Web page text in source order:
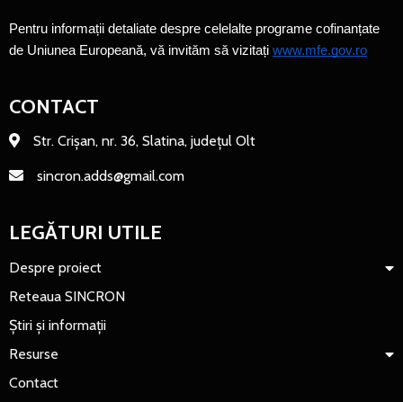
Pentru informații detaliate despre celelalte programe cofinanțate
de Uniunea Europeană, vă invităm să vizitați www.mfe.gov.ro
CONTACT
Str. Crișan, nr. 36, Slatina, județul Olt
sincron.adds@gmail.com
LEGĂTURI UTILE
Despre proiect
Reteaua SINCRON
Știri și informații
Resurse
Contact